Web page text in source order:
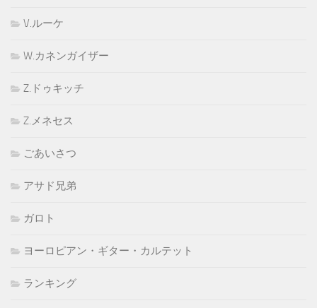
V.ルーケ
W.カネンガイザー
Z.ドゥキッチ
Z.メネセス
ごあいさつ
アサド兄弟
ガロト
ヨーロピアン・ギター・カルテット
ランキング